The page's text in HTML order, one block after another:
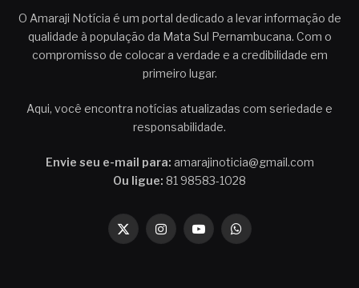
O Amaraji Notícia é um portal dedicado a levar informação de
qualidade à população da Mata Sul Pernambucana. Com o
compromisso de colocar a verdade e a credibilidade em
primeiro lugar.
Aqui, você encontra notícias atualizadas com seriedade e
responsabilidade.
Envie seu e-mail para: amarajinoticia@gmail.com
Ou ligue: 81 98583-1028
X
InstagramYouTubeWhatsApp